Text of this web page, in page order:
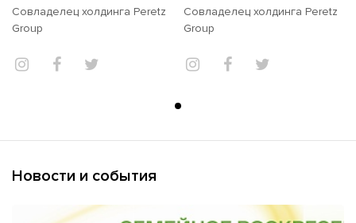
Совладелец холдинга Peretz
Group
Совладелец холдинга Peretz
Group
Новости и события